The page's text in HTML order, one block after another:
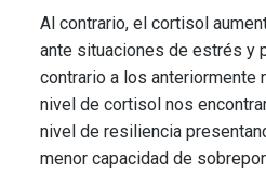
Al contrario, el cortisol
ante situaciones de estrés y
contrario a los anteriormente
nivel de cortisol nos
nivel de resiliencia
menor capacidad de